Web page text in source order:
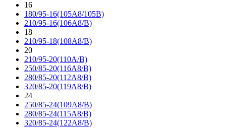
16
180/95-16(105A8/105B)
210/95-16(106A8/B)
18
210/95-18(108A8/B)
20
210/95-20(110A/B)
250/85-20(116A8/B)
280/85-20(112A8/B)
320/85-20(119A8/B)
24
250/85-24(109A8/B)
280/85-24(115A8/B)
320/85-24(122A8/B)